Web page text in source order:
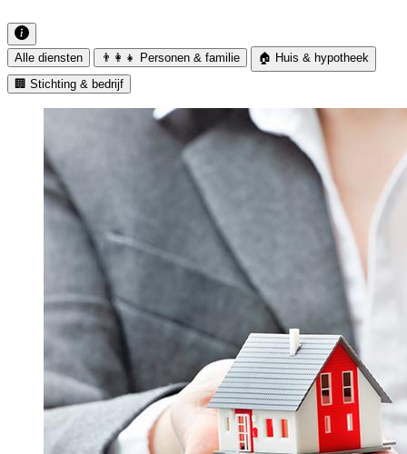
Alle diensten 👨‍👩‍👧 Personen & familie
🏠 Huis & hypotheek
🏢 Stichting & bedrijf